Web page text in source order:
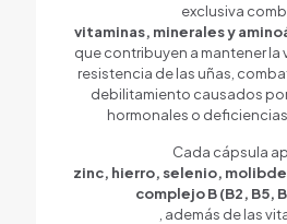
exclusiva
vitaminas, minerales y
que contribuyen a mantener la
resistencia de las uñas,
debilitamiento causados
hormonales o
Cada cápsula
zinc, hierro, selenio,
complejo B (B2, B5,
, además de las